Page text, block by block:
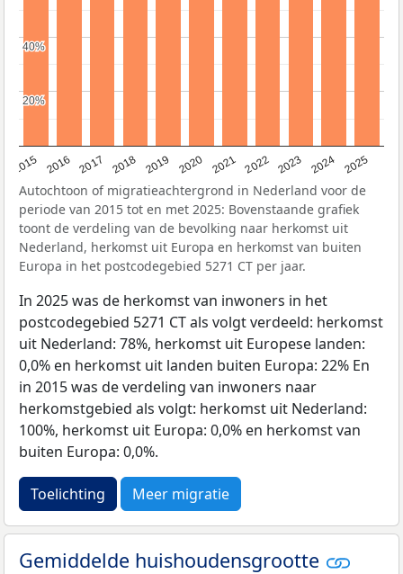
2015 2016 2017 2018 2019 2020 2021 2022 2023 2024 2025
20%
20%
40%
40%
Autochtoon of migratieachtergrond in Nederland voor de
periode van 2015 tot en met 2025: Bovenstaande grafiek
toont de verdeling van de bevolking naar herkomst uit
Nederland, herkomst uit Europa en herkomst van buiten
Europa in het postcodegebied 5271 CT per jaar.
In 2025 was de herkomst van inwoners in het
postcodegebied 5271 CT als volgt verdeeld: herkomst
uit Nederland: 78%, herkomst uit Europese landen:
0,0% en herkomst uit landen buiten Europa: 22% En
in 2015 was de verdeling van inwoners naar
herkomstgebied als volgt: herkomst uit Nederland:
100%, herkomst uit Europa: 0,0% en herkomst van
buiten Europa: 0,0%.
Toelichting Meer migratie
Gemiddelde huishoudensgrootte